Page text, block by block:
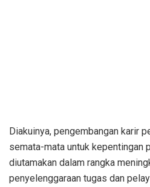
Diakuinya, pengembangan karir
semata-mata untuk kepentingan
diutamakan dalam rangka
penyelenggaraan tugas dan